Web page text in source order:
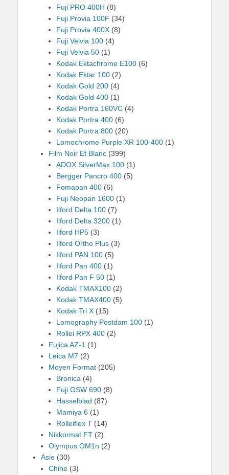
Fuji PRO 400H (8)
Fuji Provia 100F (34)
Fuji Provia 400X (8)
Fuji Velvia 100 (4)
Fuji Velvia 50 (1)
Kodak Ektachrome E100 (6)
Kodak Ektar 100 (2)
Kodak Gold 200 (4)
Kodak Gold 400 (1)
Kodak Portra 160VC (4)
Kodak Portra 400 (6)
Kodak Portra 800 (20)
Lomochrome Purple XR 100-400 (1)
Film Noir Et Blanc (399)
ADOX SilverMax 100 (1)
Bergger Pancro 400 (5)
Fomapan 400 (6)
Fuji Neopan 1600 (1)
Ilford Delta 100 (7)
Ilford Delta 3200 (1)
Ilford HP5 (3)
Ilford Ortho Plus (3)
Ilford PAN 100 (5)
Ilford Pan 400 (1)
Ilford Pan F 50 (1)
Kodak TMAX100 (2)
Kodak TMAX400 (5)
Kodak Tri X (15)
Lomography Postdam 100 (1)
Rollei RPX 400 (2)
Fujica AZ-1 (1)
Leica M7 (2)
Moyen Format (205)
Bronica (4)
Fuji GSW 690 (8)
Hasselblad (87)
Mamiya 6 (1)
Rolleiflex T (14)
Nikkormat FT (2)
Olympus OM1n (2)
Asie (30)
Chine (3)